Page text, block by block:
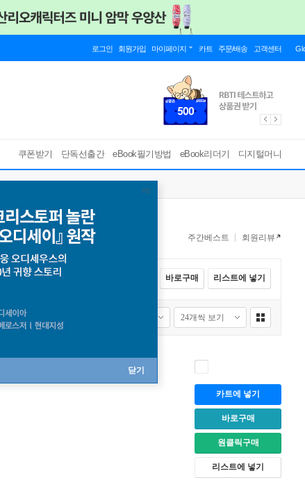
로그인 회원가입 마이페이지 카트 주문/배송 고객센터
쿠폰받기 단독선출간 eBook필기방법 eBook리더기 디지털머니
닫기
주간베스트 회원리뷰
전체선택 바로구매 리스트에 넣기
카트에 넣기
바로구매
원클릭구매
리스트에 넣기